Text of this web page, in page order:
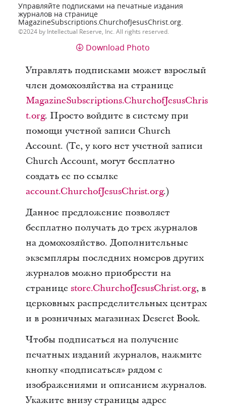
Управляйте подписками на печатные издания
журналов на странице
MagazineSubscriptions.ChurchofJesusChrist.org.
2024 by Intellectual Reserve, Inc. All rights reserved.
Download Photo
Управлять подписками может взрослый
член домохозяйства на странице
MagazineSubscriptions.ChurchofJesusChris
t.org. Просто войдите в систему при
помощи учетной записи Church
Account. (Те, у кого нет учетной записи
Church Account, могут бесплатно
создать ее по ссылке
account.ChurchofJesusChrist.org.)
Данное предложение позволяет
бесплатно получать до трех журналов
на домохозяйство. Дополнительные
экземпляры последних номеров других
журналов можно приобрести на
странице store.ChurchofJesusChrist.org, в
церковных распределительных центрах
и в розничных магазинах Deseret Book.
Чтобы подписаться на получение
печатных изданий журналов, нажмите
кнопку «подписаться» рядом с
изображениями и описанием журналов.
Укажите внизу страницы адрес